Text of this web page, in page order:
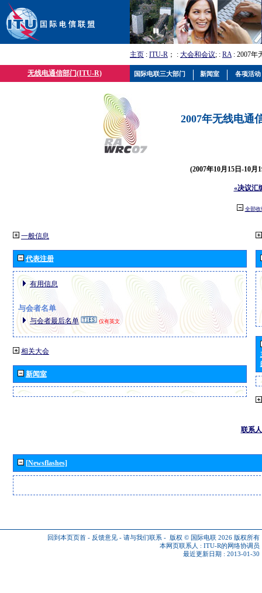
主页 : ITU-R ； : 大会和会议; : RA: 2007年
无线电通信部门(ITU-R)
2007年无线电通
(2007年10月15日-10月
«决议汇
全部收
一般信息
代表注册
有用信息
与会者名单
与会者最后名单 仅有英文
相关大会
新闻室
联系人
[Newsflashes]
回到本页页首 - 反馈意见 - 请与我们联系 - 版权 © 国际电联 2026 版权所有
本网页联系人 : ITU-R的网络协调员
最近更新日期 : 2013-01-30
国际电联三大部门 新闻室 各项活动